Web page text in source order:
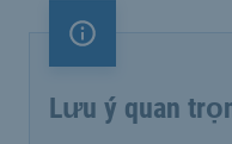
Lưu ý quan trọng
Lưu ý quan